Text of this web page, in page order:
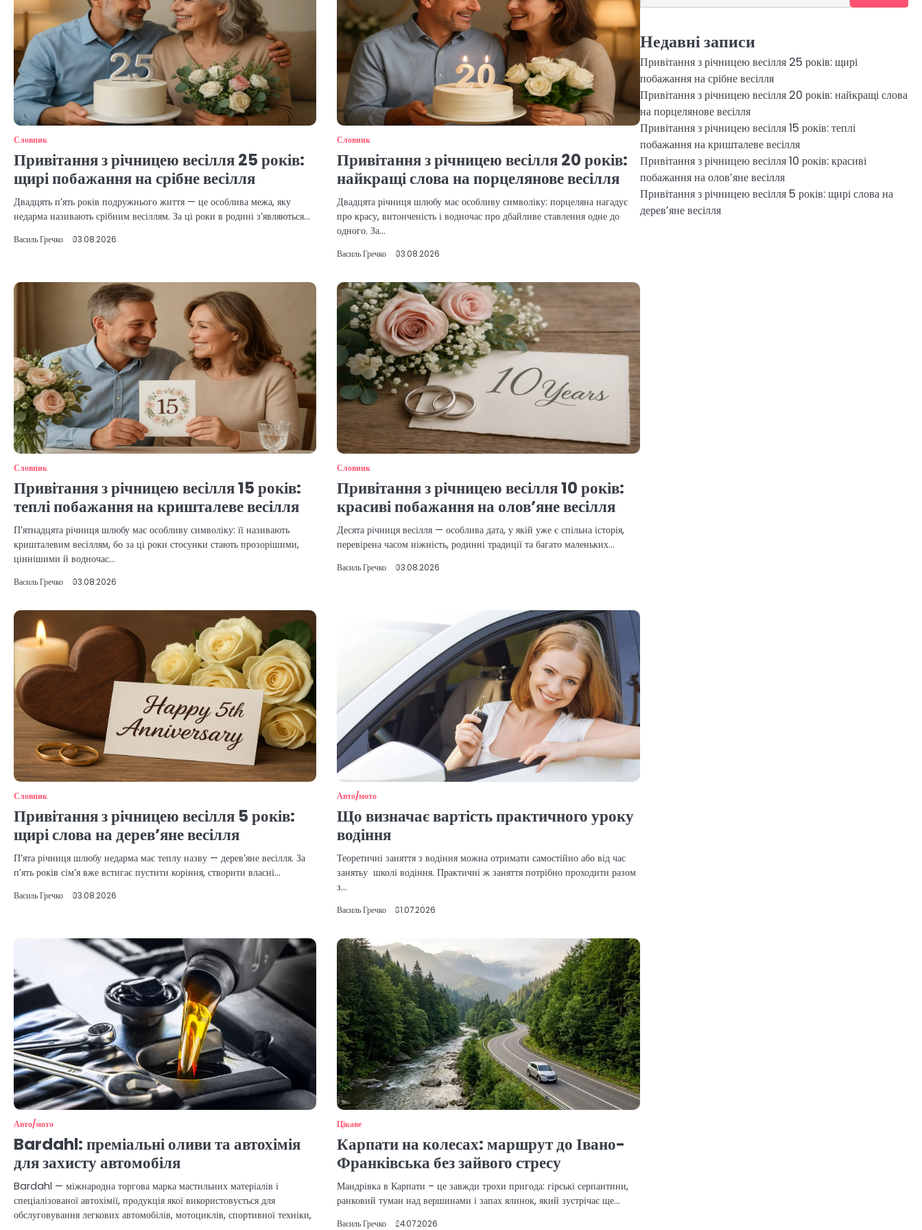
Словник
Привітання з річницею весілля 25 років:
щирі побажання на срібне весілля
Двадцять п’ять років подружнього життя — це особлива межа, яку
недарма називають срібним весіллям. За ці роки в родині з’являються…
Василь Гречко 03.08.2026
Словник
Привітання з річницею весілля 20 років:
найкращі слова на порцелянове весілля
Двадцята річниця шлюбу має особливу символіку: порцеляна нагадує
про красу, витонченість і водночас про дбайливе ставлення одне до
одного. За…
Василь Гречко 03.08.2026
Словник
Привітання з річницею весілля 15 років:
теплі побажання на кришталеве весілля
П’ятнадцята річниця шлюбу має особливу символіку: її називають
кришталевим весіллям, бо за ці роки стосунки стають прозорішими,
ціннішими й водночас…
Василь Гречко 03.08.2026
Словник
Привітання з річницею весілля 10 років:
красиві побажання на олов’яне весілля
Десята річниця весілля — особлива дата, у якій уже є спільна історія,
перевірена часом ніжність, родинні традиції та багато маленьких…
Василь Гречко 03.08.2026
Словник
Привітання з річницею весілля 5 років:
щирі слова на дерев’яне весілля
П’ята річниця шлюбу недарма має теплу назву — дерев’яне весілля. За
п’ять років сім’я вже встигає пустити коріння, створити власні…
Василь Гречко 03.08.2026
Авто/мото
Що визначає вартість практичного уроку
водіння
Теоретичні заняття з водіння можна отримати самостійно або від час
занятьу школі водіння. Практичні ж заняття потрібно проходити разом
з…
Василь Гречко 31.07.2026
Авто/мото
Bardahl: преміальні оливи та автохімія
для захисту автомобіля
Bardahl — міжнародна торгова марка мастильних матеріалів і
спеціалізованої автохімії, продукція якої використовується для
обслуговування легкових автомобілів, мотоциклів, спортивної техніки,
Цікаве
Карпати на колесах: маршрут до Івано-
Франківська без зайвого стресу
Мандрівка в Карпати – це завжди трохи пригода: гірські серпантини,
ранковий туман над вершинами і запах ялинок, який зустрічає ще…
Василь Гречко 24.07.2026
Недавні записи
Привітання з річницею весілля 25 років: щирі
побажання на срібне весілля
Привітання з річницею весілля 20 років: найкращі слова
на порцелянове весілля
Привітання з річницею весілля 15 років: теплі
побажання на кришталеве весілля
Привітання з річницею весілля 10 років: красиві
побажання на олов’яне весілля
Привітання з річницею весілля 5 років: щирі слова на
дерев’яне весілля